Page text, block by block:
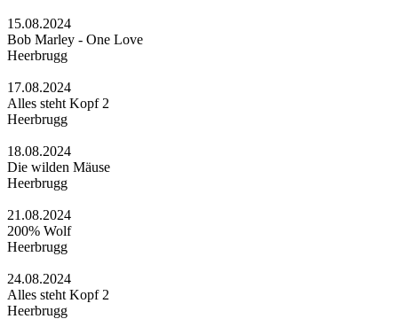
15.08.2024
Bob Marley - One Love
Heerbrugg
17.08.2024
Alles steht Kopf 2
Heerbrugg
18.08.2024
Die wilden Mäuse
Heerbrugg
21.08.2024
200% Wolf
Heerbrugg
24.08.2024
Alles steht Kopf 2
Heerbrugg